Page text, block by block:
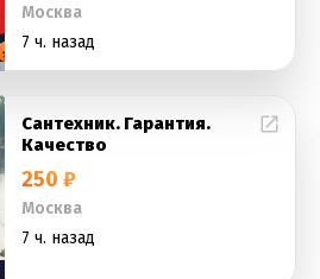
Москва
7 ч. назад
Сантехник. Гарантия.
Качество
250 ₽
Москва
7 ч. назад